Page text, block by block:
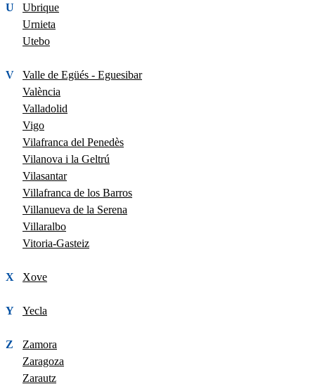
U
Ubrique
Urnieta
Utebo
V
Valle de Egüés - Eguesibar
València
Valladolid
Vigo
Vilafranca del Penedès
Vilanova i la Geltrú
Vilasantar
Villafranca de los Barros
Villanueva de la Serena
Villaralbo
Vitoria-Gasteiz
X Xove
Y Yecla
Z
Zamora
Zaragoza
Zarautz